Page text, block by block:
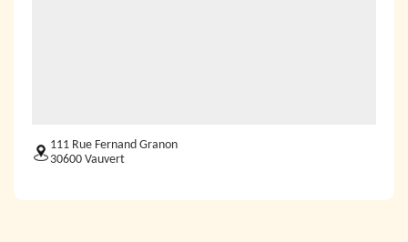
111 Rue Fernand Granon
30600 Vauvert